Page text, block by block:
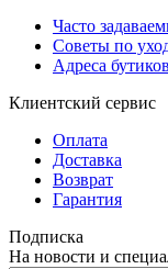
Часто
Советы по
Адреса бутиков
Клиентский сервис
Оплата
Доставка
Возврат
Гарантия
Подписка
На новости и